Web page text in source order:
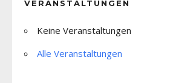
VERANSTALTUNGEN
Keine Veranstaltungen
Alle Veranstaltungen